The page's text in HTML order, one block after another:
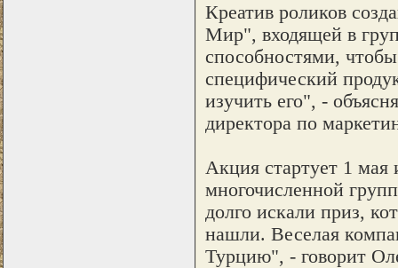
Креатив роликов
Мир", входящей в
способностями,
специфический
изучить его", -
директора по
Акция стартует 1 мая
многочисленной
долго искали приз,
нашли. Веселая
Турцию", - говорит